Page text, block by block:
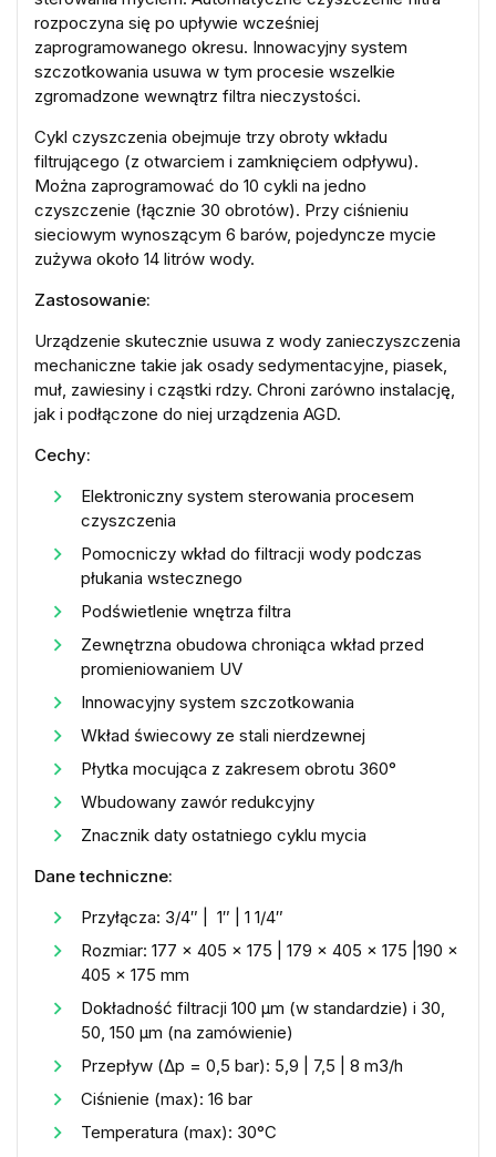
rozpoczyna się po upływie wcześniej
zaprogramowanego okresu. Innowacyjny system
szczotkowania usuwa w tym procesie wszelkie
zgromadzone wewnątrz filtra nieczystości.
Cykl czyszczenia obejmuje trzy obroty wkładu
filtrującego (z otwarciem i zamknięciem odpływu).
Można zaprogramować do 10 cykli na jedno
czyszczenie (łącznie 30 obrotów). Przy ciśnieniu
sieciowym wynoszącym 6 barów, pojedyncze mycie
zużywa około 14 litrów wody.
Zastosowanie:
Urządzenie skutecznie usuwa z wody zanieczyszczenia
mechaniczne takie jak osady sedymentacyjne, piasek,
muł, zawiesiny i cząstki rdzy. Chroni zarówno instalację,
jak i podłączone do niej urządzenia AGD.
Cechy:
Elektroniczny system sterowania procesem
czyszczenia
Pomocniczy wkład do filtracji wody podczas
płukania wstecznego
Podświetlenie wnętrza filtra
Zewnętrzna obudowa chroniąca wkład przed
promieniowaniem UV
Innowacyjny system szczotkowania
Wkład świecowy ze stali nierdzewnej
Płytka mocująca z zakresem obrotu 360°
Wbudowany zawór redukcyjny
Znacznik daty ostatniego cyklu mycia
Dane techniczne:
Przyłącza: 3/4″ | 1″ | 1 1/4″
Rozmiar: 177 x 405 x 175 | 179 x 405 x 175 |190 x
405 x 175 mm
Dokładność filtracji 100 μm (w standardzie) i 30,
50, 150 μm (na zamówienie)
Przepływ (Δp = 0,5 bar): 5,9 | 7,5 | 8 m3/h
Ciśnienie (max): 16 bar
Temperatura (max): 30°C